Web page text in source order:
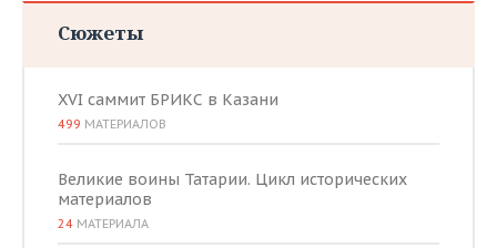
Сюжеты
XVI саммит БРИКС в Казани
499 МАТЕРИАЛОВ
Великие воины Татарии. Цикл исторических
материалов
24 МАТЕРИАЛА